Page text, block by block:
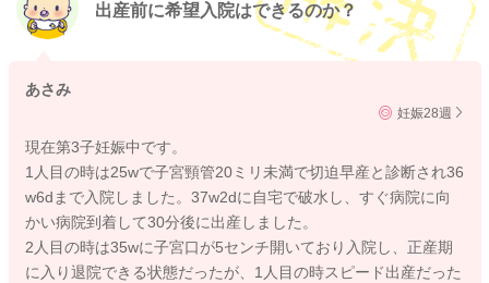
出産前に希望入院はできるのか？
あさみ
妊娠28週
現在第3子妊娠中です。
1人目の時は25wで子宮頸管20ミリ未満で切迫早産と診断され36
w6dまで入院しました。37w2dに自宅で破水し、すぐ病院に向
かい病院到着して30分後に出産しました。
2人目の時は35wに子宮口が5センチ開いており入院し、正産期
に入り退院できる状態だったが、1人目の時スピード出産だった